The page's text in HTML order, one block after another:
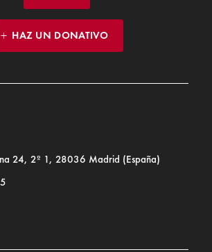
HAZ UN DONATIVO
24, 2º 1, 28036 Madrid (España)